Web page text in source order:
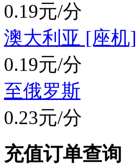
0.19元/分
澳大利亚 [座机]
0.19元/分
至俄罗斯
0.23元/分
充值订单查询